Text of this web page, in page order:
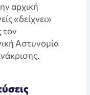
αρχική
«δείχνει»
τον
Αστυνομία